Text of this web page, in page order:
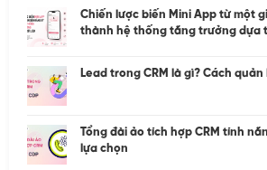
Chiến lược biến Mini App từ một
thành hệ thống tăng trưởng dựa
Lead trong CRM là gì? Cách
Tổng đài ảo tích hợp CRM tính
lựa chọn